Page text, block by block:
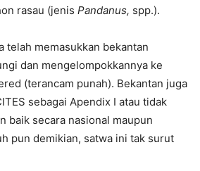
rasau (jenis Pandanus, spp.).
telah memasukkan bekantan
dan mengelompokkannya ke
(terancam punah). Bekantan juga
sebagai Apendix I atau tidak
baik secara nasional maupun
pun demikian, satwa ini tak surut